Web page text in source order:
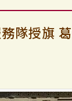
隊授旗